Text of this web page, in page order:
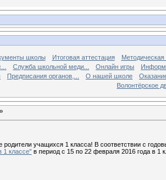
школы Итоговая аттестация
Методическая
Служба школьной меди... Онлайн игры
Предписания органов,... О нашей школе
Волонтёрское
»
родители учащихся 1 класса! В соответствии с
1 классе" в период с 15 по 22 февраля 2016 года в